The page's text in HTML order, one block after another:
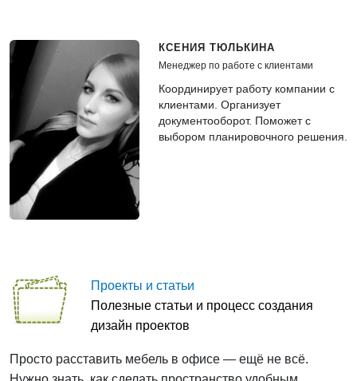
КСЕНИЯ ТЮЛЬКИНА
Менеджер по работе с клиентами
Координирует работу компании с
клиентами. Организует
документооборот. Поможет с
выбором планировочного решения.
Проекты и статьи
Полезные статьи и процесс создания
дизайн проектов
Просто расставить мебель в офисе — ещё не всё.